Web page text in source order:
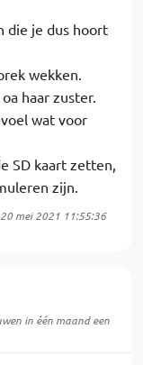
die je dus hoort
wekken.
haar zuster.
wat voor
SD kaart zetten,
zijn.
mei 2021 11:55:36
in één maand een